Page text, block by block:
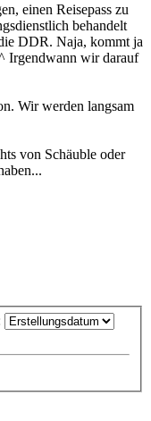
einen Reisepass zu
behandelt
DDR. Naja, kommt ja
Irgendwann wir darauf
Wir werden langsam
von Schäuble oder